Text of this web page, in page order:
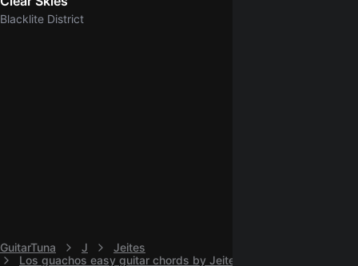
Blacklite District
GuitarTuna J
Jeites
Los guachos easy guitar chords by Jeites